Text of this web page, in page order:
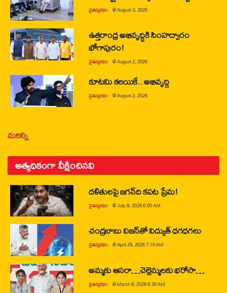
చైతన్యరధం @August 3, 2026
ఉత్తరాంధ్ర అభివృద్ధికి సింహద్వారం
భోగాపురం!
చైతన్యరధం @August 2, 2026
కూటమి కలయికే.. అభివృద్ధి
చైతన్యరధం @August 2, 2026
మరిన్ని
అత్యధికంగా వీక్షించినవి
దళితులపై జగన్‌ది కపట ప్రేమ!
చైతన్యరధం @July 9, 2026 6:00 AM
చంద్రబాబు విజన్‌తో విద్యుత్ ధగధగలు
చైతన్యరధం @April 29, 2026 7:10 AM
అమ్మకు ఆసరా…చెల్లెమ్మలకు భరోసా…
చైతన్యరధం @March 8, 2026 6:30 AM